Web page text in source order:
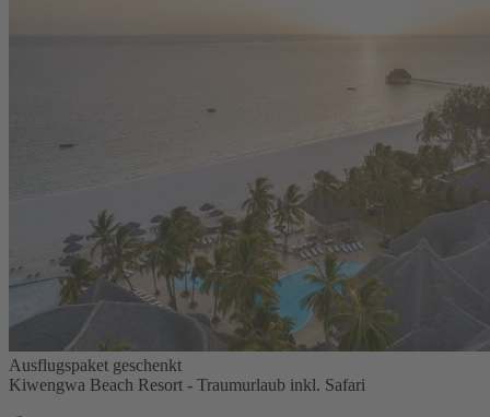
Ausflugspaket geschenkt
Kiwengwa Beach Resort - Traumurlaub inkl. Safari